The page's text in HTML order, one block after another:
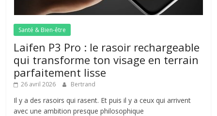
Santé & Bien-être
Laifen P3 Pro : le rasoir rechargeable
qui transforme ton visage en terrain
parfaitement lisse
26 avril 2026 Bertrand
Il y a des rasoirs qui rasent. Et puis il y a ceux qui arrivent
avec une ambition presque philosophique